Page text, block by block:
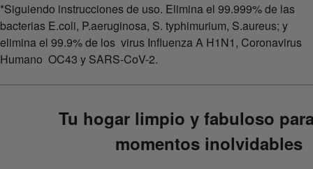
*Siguiendo instrucciones de uso. Elimina el 99.999% de las
bacterias E.coli, P.aeruginosa, S. typhimurium, S.aureus; y
elimina el 99.9% de los virus Influenza A H1N1, Coronavirus
Humano OC43 y SARS-CoV-2.
Tu hogar limpio y fabuloso
momentos inolvidables